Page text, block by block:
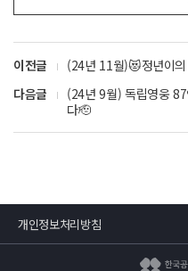
이전글
(24년 11월)😻정년이
다음글
(24년 9월) 독립영웅
다🫡
개인정보처리방침